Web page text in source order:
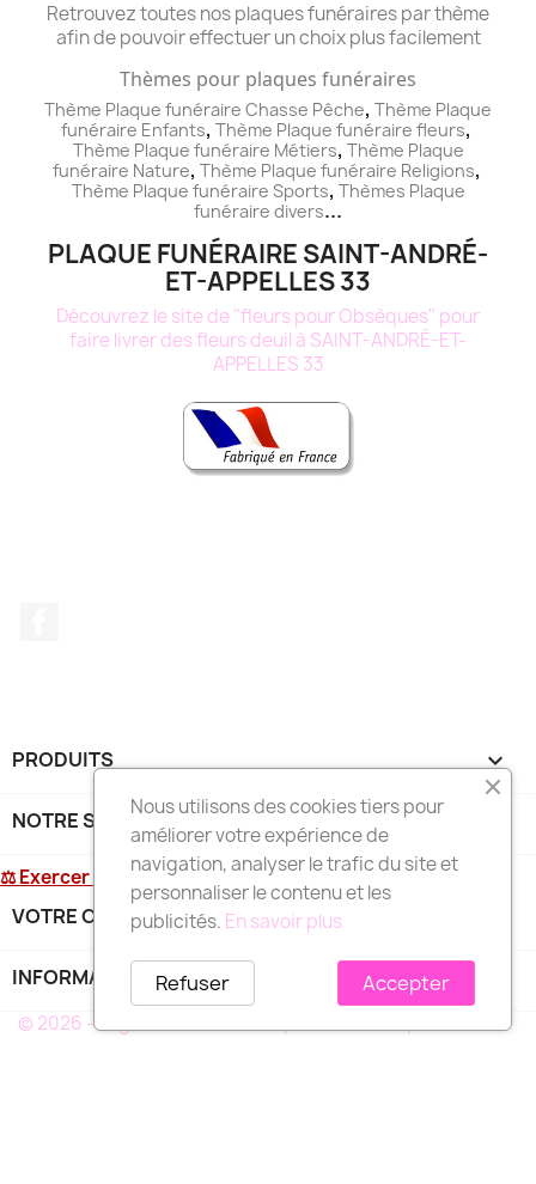
Retrouvez toutes nos plaques funéraires par thème
afin de pouvoir effectuer un choix plus facilement
Thèmes pour plaques funéraires
Thème Plaque funéraire Chasse Pêche, Thème Plaque
funéraire Enfants, Thème Plaque funéraire fleurs,
Thème Plaque funéraire Métiers, Thème Plaque
funéraire Nature, Thème Plaque funéraire Religions,
Thème Plaque funéraire Sports, Thèmes Plaque
funéraire divers...
PLAQUE FUNÉRAIRE SAINT-ANDRÉ-
ET-APPELLES 33
Découvrez le site de "fleurs pour Obsèques" pour
faire livrer des fleurs deuil à SAINT-ANDRÉ-ET-
APPELLES 33
PRODUITS 
NOTRE SOCIÉTÉ
⚖ Exercer mon droit de rétractation
VOTRE COMPTE
INFORMATIONS
© 2026 - Logiciel e-commerce par PrestaShop™
Nous utilisons des cookies tiers pour
améliorer votre expérience de
navigation, analyser le trafic du site et
personnaliser le contenu et les
publicités. En savoir plus
Accepter
Refuser